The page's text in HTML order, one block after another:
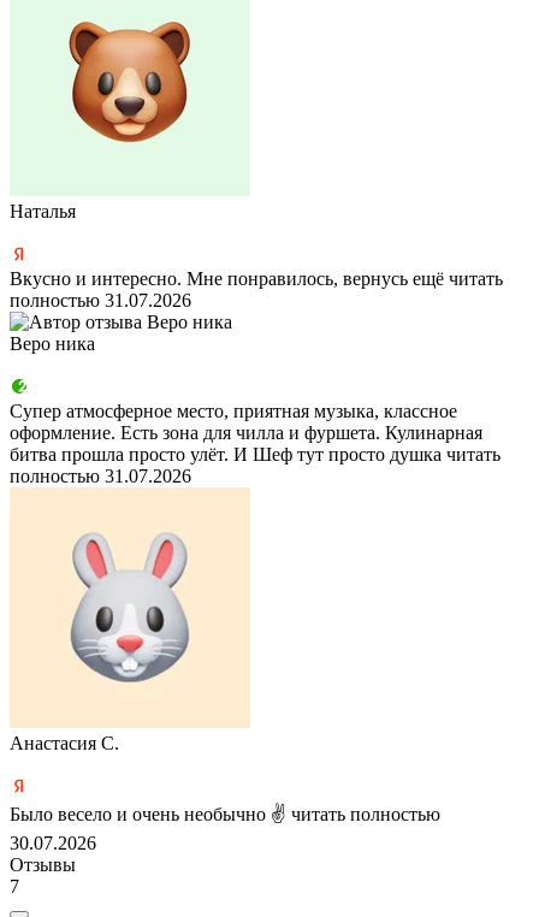
Наталья
Вкусно и интересно. Мне понравилось, вернусь ещё читать
полностью 31.07.2026
Веро ника
Супер атмосферное место, приятная музыка, классное
оформление. Есть зона для чилла и фуршета. Кулинарная
битва прошла просто улёт. И Шеф тут просто душка читать
полностью 31.07.2026
Анастасия С.
Было весело и очень необычно ✌ читать полностью
30.07.2026
Отзывы
7